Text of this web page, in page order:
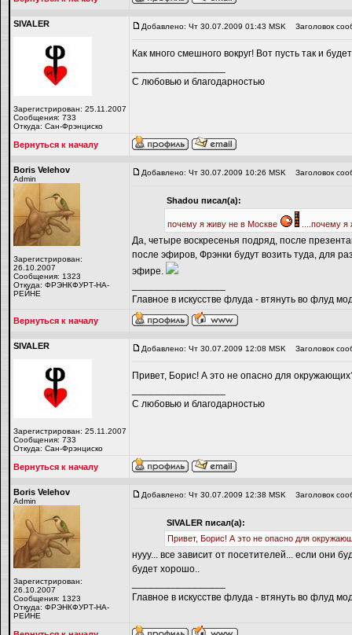
SIVALER
Зарегистрирован: 25.11.2007
Сообщения: 733
Откуда: Сан-Фрэнциско
Добавлено: Чт 30.07.2009 01:43 MSK Заголовок
Как много смешного вокруг! Вот пусть так и
С любовью и благодарностью
Вернуться к началу
Boris Velehov
Admin
Зарегистрирован:
26.10.2007
Сообщения: 1323
Откуда: ФРЭНКФУРТ-НА-
РЕЙНЕ
Добавлено: Чт 30.07.2009 10:26 MSK Заголовок
Shadou писал(а):
почему я живу не в Москве ....почему
Да, четыре воскресенья подряд, после
после эфиров, Фрэнки будут возить туда, для
эфире.
Главное в искусстве флуда - втянуть во флуд
Вернуться к началу
SIVALER
Зарегистрирован: 25.11.2007
Сообщения: 733
Откуда: Сан-Фрэнциско
Добавлено: Чт 30.07.2009 12:08 MSK Заголовок
Привет, Борис! А это не опасно для
С любовью и благодарностью
Вернуться к началу
Boris Velehov
Admin
Зарегистрирован:
26.10.2007
Сообщения: 1323
Откуда: ФРЭНКФУРТ-НА-
РЕЙНЕ
Добавлено: Чт 30.07.2009 12:38 MSK Заголовок
SIVALER писал(а):
Привет, Борис! А это не опасно для
нууу... все зависит от посетителей... если они
будет хорошо..
Главное в искусстве флуда - втянуть во флуд